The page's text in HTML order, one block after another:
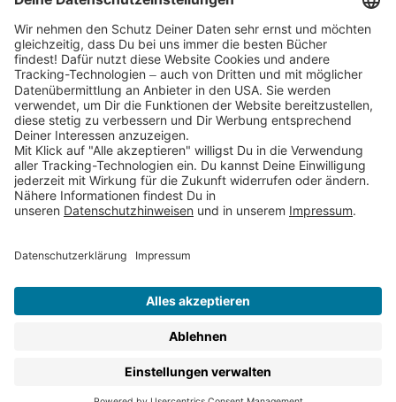
Partnerprogramm (Affiliate)
Folge uns auf
* Versandkostenfrei ab 9,00 € Bestellwert innerhalb
Deutschlands
** Lieferzeit 1-3 Werktage innerhalb Deutschlands
Thienemann-Esslinger Verlag GmbH, Blumenstraße 36, D-70182